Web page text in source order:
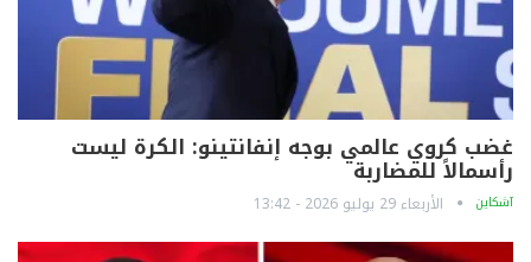
غضب كروي عالمي بوجه إنفانتينو: الكرة ليست
رأسمالاً للمضاربة
آشكاين الأربعاء 29 يوليو 2026 - 13:42